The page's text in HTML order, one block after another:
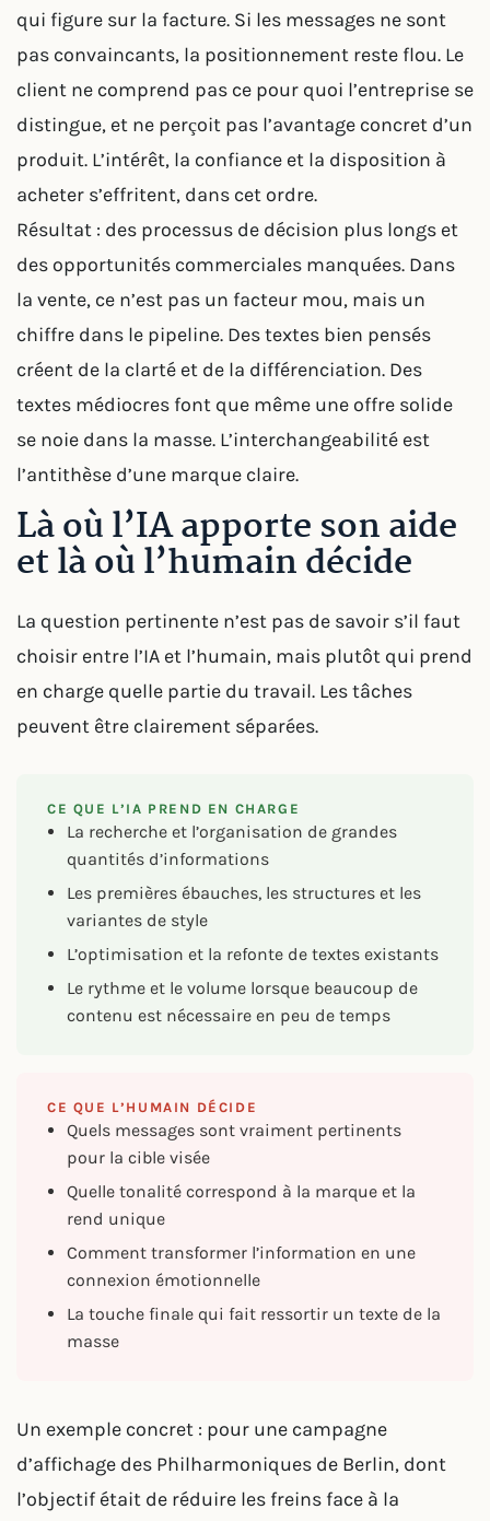
qui figure sur la facture. Si les messages ne sont
pas convaincants, la positionnement reste flou. Le
client ne comprend pas ce pour quoi l’entreprise se
distingue, et ne perçoit pas l’avantage concret d’un
produit. L’intérêt, la confiance et la disposition à
acheter s’effritent, dans cet ordre.
Résultat : des processus de décision plus longs et
des opportunités commerciales manquées. Dans
la vente, ce n’est pas un facteur mou, mais un
chiffre dans le pipeline. Des textes bien pensés
créent de la clarté et de la différenciation. Des
textes médiocres font que même une offre solide
se noie dans la masse. L’interchangeabilité est
l’antithèse d’une marque claire.
Là où l’IA apporte son aide
et là où l’humain décide
La question pertinente n’est pas de savoir s’il faut
choisir entre l’IA et l’humain, mais plutôt qui prend
en charge quelle partie du travail. Les tâches
peuvent être clairement séparées.
CE QUE L’IA PREND EN CHARGE
La recherche et l’organisation de grandes
quantités d’informations
Les premières ébauches, les structures et les
variantes de style
L’optimisation et la refonte de textes existants
Le rythme et le volume lorsque beaucoup de
contenu est nécessaire en peu de temps
CE QUE L’HUMAIN DÉCIDE
Quels messages sont vraiment pertinents
pour la cible visée
Quelle tonalité correspond à la marque et la
rend unique
Comment transformer l’information en une
connexion émotionnelle
La touche finale qui fait ressortir un texte de la
masse
Un exemple concret : pour une campagne
d’affichage des Philharmoniques de Berlin, dont
l’objectif était de réduire les freins face à la